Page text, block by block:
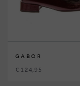
GABOR
€ 124,95